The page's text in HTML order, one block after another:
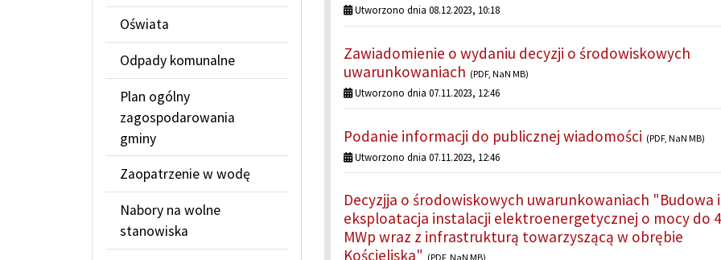
Oświata
Odpady komunalne
Plan ogólny
zagospodarowania
gminy
Zaopatrzenie w wodę
Nabory na wolne
stanowiska
Utworzono dnia 08.12.2023, 10:18
Zawiadomienie o wydaniu decyzji o środowiskowych
uwarunkowaniach (PDF, NaN MB)
Utworzono dnia 07.11.2023, 12:46
Podanie informacji do publicznej wiadomości (PDF, NaN MB)
Utworzono dnia 07.11.2023, 12:46
Decyzjja o środowiskowych uwarunkowaniach "Budowa i
eksploatacja instalacji elektroenergetycznej o mocy do
MWp wraz z infrastrukturą towarzyszącą w obrębie
Kościeliska" (PDF, NaN MB)